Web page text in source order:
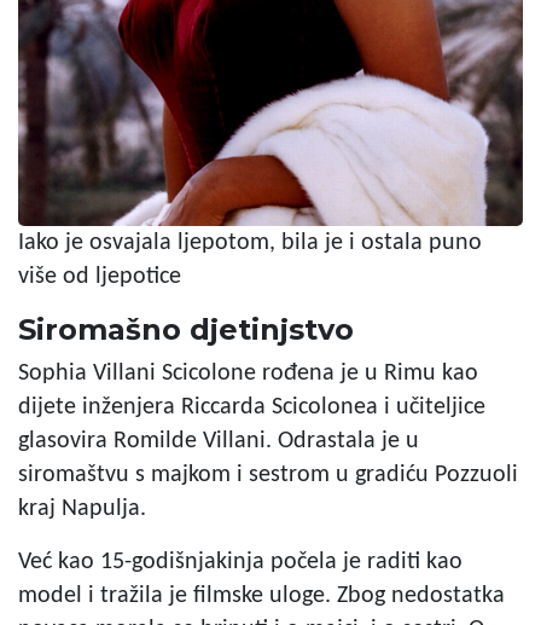
Iako je osvajala ljepotom, bila je i ostala puno
više od ljepotice
Siromašno djetinjstvo
Sophia Villani Scicolone rođena je u Rimu kao
dijete inženjera Riccarda Scicolonea i učiteljice
glasovira Romilde Villani. Odrastala je u
siromaštvu s majkom i sestrom u gradiću Pozzuoli
kraj Napulja.
Već kao 15-godišnjakinja počela je raditi kao
model i tražila je filmske uloge. Zbog nedostatka